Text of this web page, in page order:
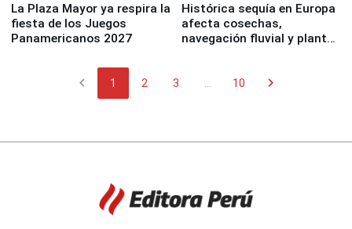
La Plaza Mayor ya respira la
fiesta de los Juegos
Panamericanos 2027
Histórica sequía en Europa
afecta cosechas,
navegación fluvial y plantas
chevron_left 1 2 3 10 chevron_right